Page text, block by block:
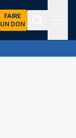
FAIRE
UN DON